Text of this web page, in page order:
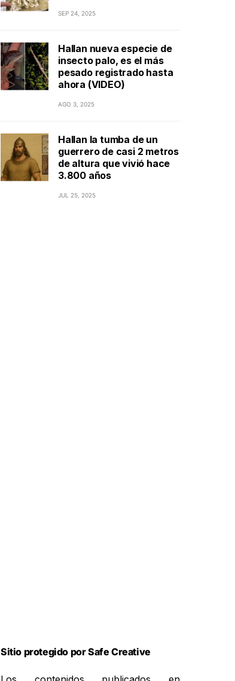
SEP 24, 2025
Hallan nueva especie de
insecto palo, es el más
pesado registrado hasta
ahora (VIDEO)
AGO 3, 2025
Hallan la tumba de un
guerrero de casi 2 metros
de altura que vivió hace
3.800 años
JUL 25, 2025
Sitio protegido por Safe Creative